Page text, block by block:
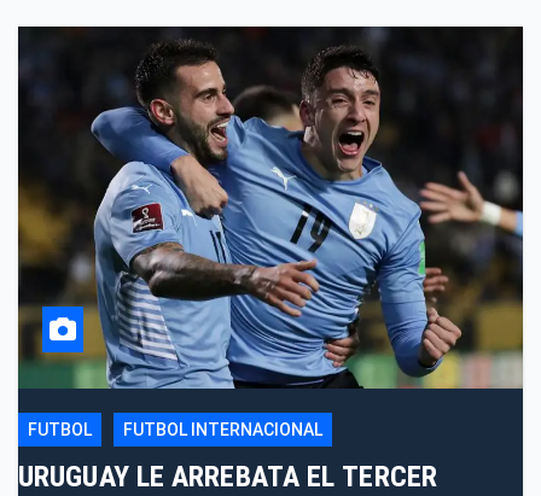
FUTBOL FUTBOL INTERNACIONAL
URUGUAY LE ARREBATA EL TERCER